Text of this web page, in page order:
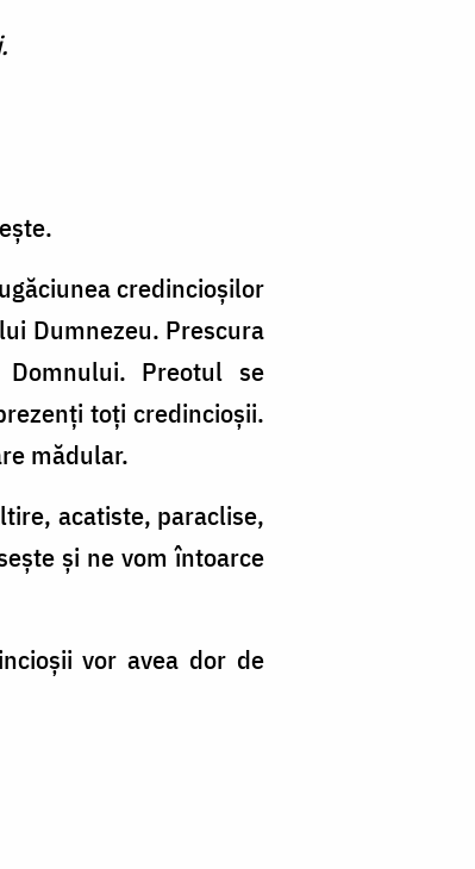
credincioşilor
Dumnezeu. Prescura
Preotul se
toţi credincioşii.
mădular.
acatiste, paraclise,
şi ne vom întoarce
vor avea dor de